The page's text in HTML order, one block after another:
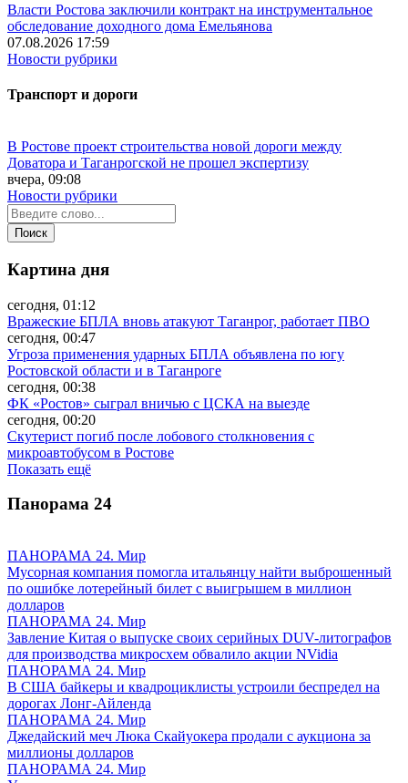
Власти Ростова заключили контракт на инструментальное
обследование доходного дома Емельянова
07.08.2026 17:59
Новости рубрики
Транспорт и дороги
В Ростове проект строительства новой дороги между
Доватора и Таганрогской не прошел экспертизу
вчера, 09:08
Новости рубрики
Картина дня
сегодня, 01:12
Вражеские БПЛА вновь атакуют Таганрог, работает ПВО
сегодня, 00:47
Угроза применения ударных БПЛА объявлена по югу
Ростовской области и в Таганроге
сегодня, 00:38
ФК «Ростов» сыграл вничью с ЦСКА на выезде
сегодня, 00:20
Скутерист погиб после лобового столкновения с
микроавтобусом в Ростове
Показать ещё
Панорама 24
ПАНОРАМА 24. Мир
Мусорная компания помогла итальянцу найти выброшенный
по ошибке лотерейный билет с выигрышем в миллион
долларов
ПАНОРАМА 24. Мир
Завление Китая о выпуске своих серийных DUV-литографов
для производства микросхем обвалило акции NVidia
ПАНОРАМА 24. Мир
В США байкеры и квадроциклисты устроили беспредел на
дорогах Лонг-Айленда
ПАНОРАМА 24. Мир
Джедайский меч Люка Скайуокера продали с аукциона за
миллионы долларов
ПАНОРАМА 24. Мир